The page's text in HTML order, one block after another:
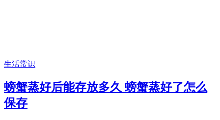
生活常识
螃蟹蒸好后能存放多久 螃蟹蒸好了怎么
保存